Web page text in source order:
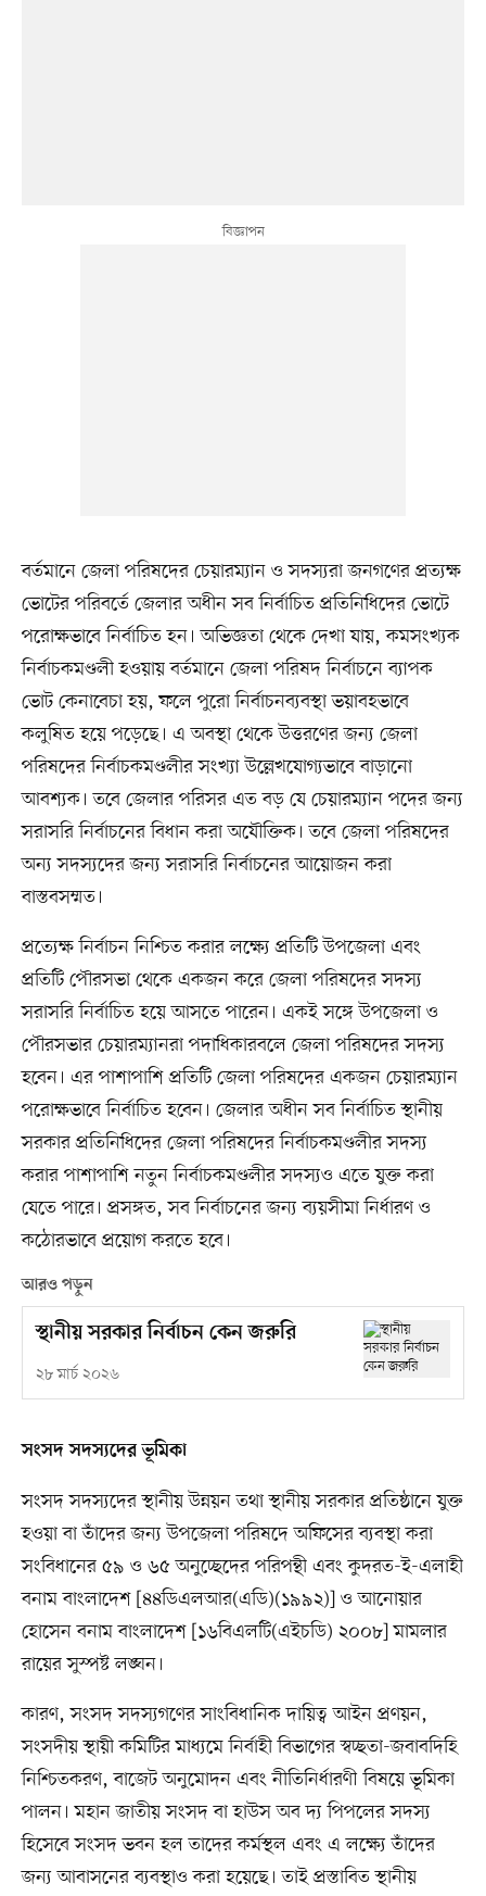
বর্তমানে জেলা পরিষদের চেয়ারম্যান ও সদস্যরা জনগণের প্রত্যক্ষ
ভোটের পরিবর্তে জেলার অধীন সব নির্বাচিত প্রতিনিধিদের ভোটে
পরোক্ষভাবে নির্বাচিত হন। অভিজ্ঞতা থেকে দেখা যায়, কমসংখ্যক
নির্বাচকমণ্ডলী হওয়ায় বর্তমানে জেলা পরিষদ নির্বাচনে ব্যাপক
ভোট কেনাবেচা হয়, ফলে পুরো নির্বাচনব্যবস্থা ভয়াবহভাবে
কলুষিত হয়ে পড়েছে। এ অবস্থা থেকে উত্তরণের জন্য জেলা
পরিষদের নির্বাচকমণ্ডলীর সংখ্যা উল্লেখযোগ্যভাবে বাড়ানো
আবশ্যক। তবে জেলার পরিসর এত বড় যে চেয়ারম্যান পদের জন্য
সরাসরি নির্বাচনের বিধান করা অযৌক্তিক। তবে জেলা পরিষদের
অন্য সদস্যদের জন্য সরাসরি নির্বাচনের আয়োজন করা
বাস্তবসম্মত।
প্রত্যেক্ষ নির্বাচন নিশ্চিত করার লক্ষ্যে প্রতিটি উপজেলা এবং
প্রতিটি পৌরসভা থেকে একজন করে জেলা পরিষদের সদস্য
সরাসরি নির্বাচিত হয়ে আসতে পারেন। একই সঙ্গে উপজেলা ও
পৌরসভার চেয়ারম্যানরা পদাধিকারবলে জেলা পরিষদের সদস্য
হবেন। এর পাশাপাশি প্রতিটি জেলা পরিষদের একজন চেয়ারম্যান
পরোক্ষভাবে নির্বাচিত হবেন। জেলার অধীন সব নির্বাচিত স্থানীয়
সরকার প্রতিনিধিদের জেলা পরিষদের নির্বাচকমণ্ডলীর সদস্য
করার পাশাপাশি নতুন নির্বাচকমণ্ডলীর সদস্যও এতে যুক্ত করা
যেতে পারে। প্রসঙ্গত, সব নির্বাচনের জন্য ব্যয়সীমা নির্ধারণ ও
কঠোরভাবে প্রয়োগ করতে হবে।
আরও পড়ুন
স্থানীয় সরকার নির্বাচন কেন জরুরি
২৮ মার্চ ২০২৬
সংসদ সদস্যদের ভূমিকা
সংসদ সদস্যদের স্থানীয় উন্নয়ন তথা স্থানীয় সরকার প্রতিষ্ঠানে যুক্ত
হওয়া বা তাঁদের জন্য উপজেলা পরিষদে অফিসের ব্যবস্থা করা
সংবিধানের ৫৯ ও ৬৫ অনুচ্ছেদের পরিপন্থী এবং কুদরত-ই-এলাহী
বনাম বাংলাদেশ [৪৪ডিএলআর(এডি)(১৯৯২)] ও আনোয়ার
হোসেন বনাম বাংলাদেশ [১৬বিএলটি(এইচডি) ২০০৮] মামলার
রায়ের সুস্পষ্ট লঙ্ঘন।
কারণ, সংসদ সদস্যগণের সাংবিধানিক দায়িত্ব আইন প্রণয়ন,
সংসদীয় স্থায়ী কমিটির মাধ্যমে নির্বাহী বিভাগের স্বচ্ছতা-জবাবদিহি
নিশ্চিতকরণ, বাজেট অনুমোদন এবং নীতিনির্ধারণী বিষয়ে ভূমিকা
পালন। মহান জাতীয় সংসদ বা হাউস অব দ্য পিপলের সদস্য
হিসেবে সংসদ ভবন হল তাদের কর্মস্থল এবং এ লক্ষ্যে তাঁদের
জন্য আবাসনের ব্যবস্থাও করা হয়েছে। তাই প্রস্তাবিত স্থানীয়